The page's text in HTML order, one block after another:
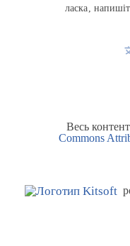
ласка,
Весь
Commons